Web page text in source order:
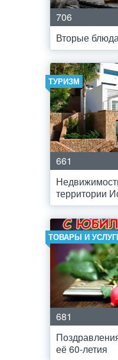
706
Вторые
ТУРИЗМ
661
территории
ТОВАРЫ И
681
её 60-летия